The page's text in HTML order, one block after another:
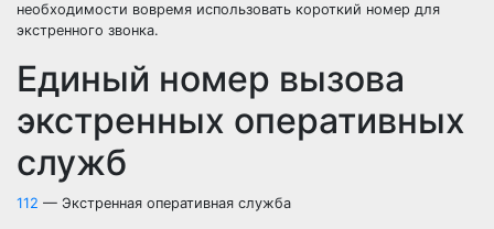
необходимости вовремя использовать короткий номер для
экстренного звонка.
Единый номер вызова
экстренных оперативных
служб
112 — Экстренная оперативная служба